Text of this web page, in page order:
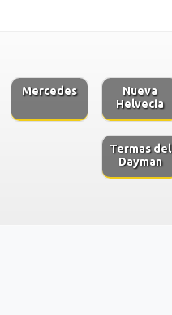
Mercedes
Nueva
Helvecia
Termas del
Dayman